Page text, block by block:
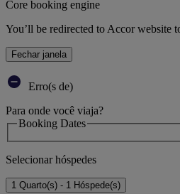
Core booking engine
You’ll be redirected to Accor website
Fechar janela
Erro(s de)
Para onde você viaja?
Booking Dates
Selecionar hóspedes
1 Quarto(s) - 1 Hóspede(s)